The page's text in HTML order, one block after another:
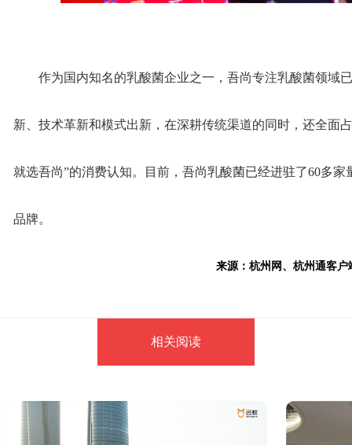
作为国内知名的乳酸菌企业之一，吾尚专注乳酸菌领域
新、技术革新和模式出新，在深耕传统渠道的同时，还全面
就选吾尚”的消费认知。目前，吾尚乳酸菌已经进驻了60多
品牌。
来源：杭州网、杭州通客
相关阅读